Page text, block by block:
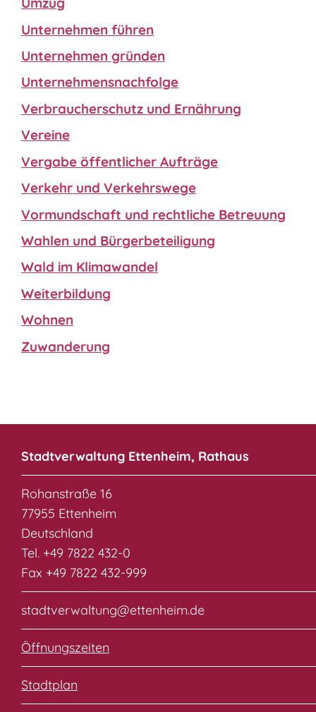
Unternehmen führen
Unternehmen gründen
Unternehmensnachfolge
Verbraucherschutz und Ernährung
Vereine
Vergabe öffentlicher Aufträge
Verkehr und Verkehrswege
Vormundschaft und rechtliche Betreuung
Wahlen und Bürgerbeteiligung
Wald im Klimawandel
Weiterbildung
Wohnen
Zuwanderung
Stadtverwaltung Ettenheim, Rathaus
Rohanstraße 16
77955 Ettenheim
Deutschland
Tel. +49 7822 432-0
Fax +49 7822 432-999
stadtverwaltung@ettenheim.de
Öffnungszeiten
Stadtplan